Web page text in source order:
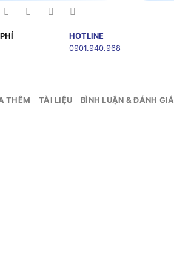
HOTLINE
0901.940.968
THÊM TÀI LIỆU BÌNH LUẬN & ĐÁNH GIÁ